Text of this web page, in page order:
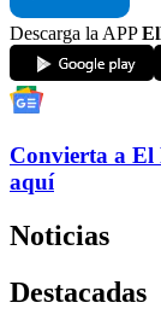
Descarga la APP
Convierta a El
aquí
Noticias
Destacadas